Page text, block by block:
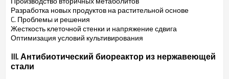
Разработка новых продуктов на растительной основе
C. Проблемы и решения
Жесткость клеточной стенки и напряжение сдвига
Оптимизация условий культивирования
III. Антибиотический биореактор из нержавеющей
стали